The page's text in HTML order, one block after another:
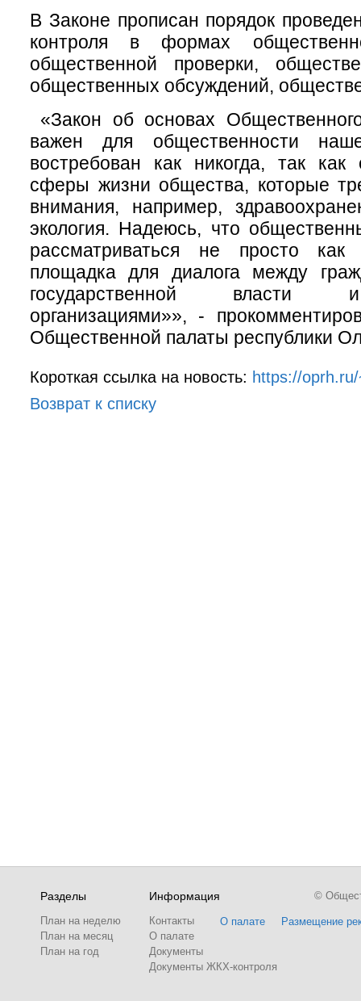
В Законе прописан порядок
контроля в формах
общественной проверки,
общественных обсуждений,
«Закон об основах
важен для общественности
востребован как никогда, так как
сферы жизни общества, которые
внимания, например,
экология. Надеюсь, что
рассматриваться не просто
площадка для диалога между
государственной власти
организациями»», -
Общественной палаты республики
Короткая ссылка на новость: https://
Возврат к списку
Разделы
План на неделю
План на месяц
План на год
Информация
Контакты
О палате
Документы
Документы ЖКХ-контроля
О палате Размещение
©